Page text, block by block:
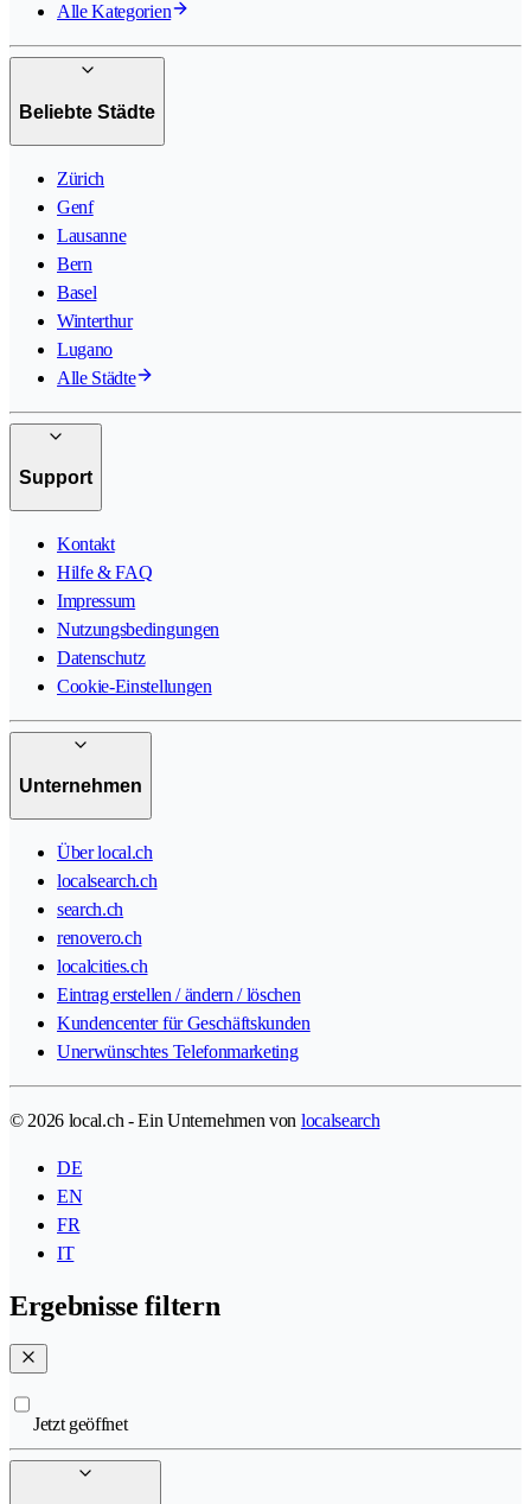
Alle Kategorien
Beliebte Städte
Zürich
Genf
Lausanne
Bern
Basel
Winterthur
Lugano
Alle Städte
Support
Kontakt
Hilfe & FAQ
Impressum
Nutzungsbedingungen
Datenschutz
Cookie-Einstellungen
Unternehmen
Über local.ch
localsearch.ch
search.ch
renovero.ch
localcities.ch
Eintrag erstellen / ändern / löschen
Kundencenter für Geschäftskunden
Unerwünschtes Telefonmarketing
© 2026 local.ch - Ein Unternehmen von localsearch
DE
EN
FR
IT
Ergebnisse filtern
Jetzt geöffnet